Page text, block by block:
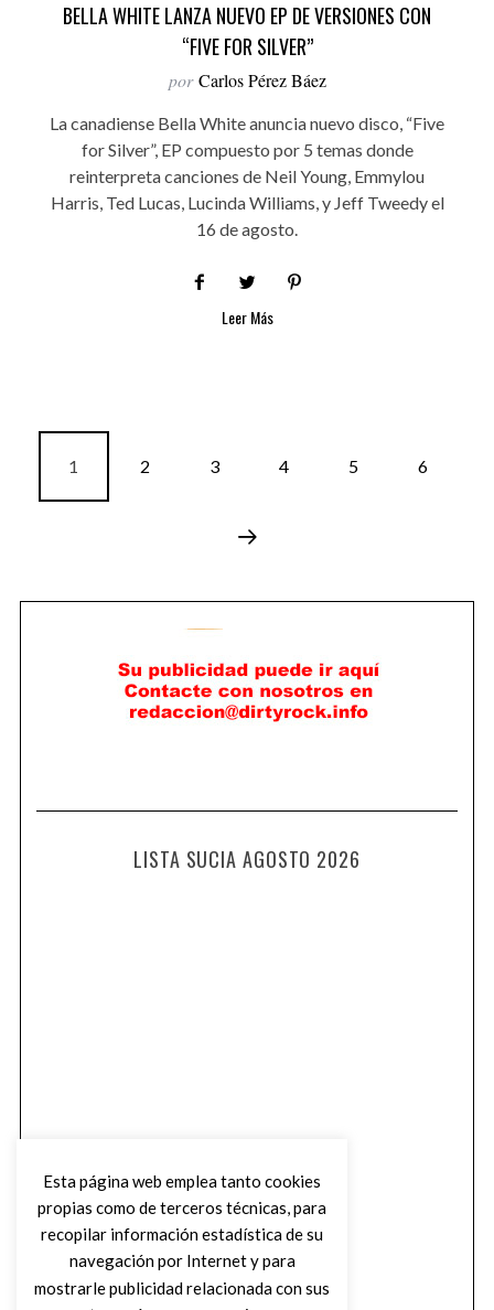
BELLA WHITE LANZA NUEVO EP DE VERSIONES CON
“FIVE FOR SILVER”
por Carlos Pérez Báez
La canadiense Bella White anuncia nuevo disco, “Five
for Silver”, EP compuesto por 5 temas donde
reinterpreta canciones de Neil Young, Emmylou
Harris, Ted Lucas, Lucinda Williams, y Jeff Tweedy el
16 de agosto.
Leer Más
1 2 3 4 5 6
LISTA SUCIA AGOSTO 2026
Esta página web emplea tanto cookies
propias como de terceros técnicas, para
recopilar información estadística de su
navegación por Internet y para
mostrarle publicidad relacionada con sus